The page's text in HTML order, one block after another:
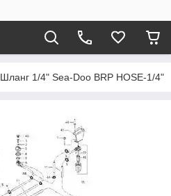
Шланг 1/4" Sea-Doo BRP HOSE-1/4"